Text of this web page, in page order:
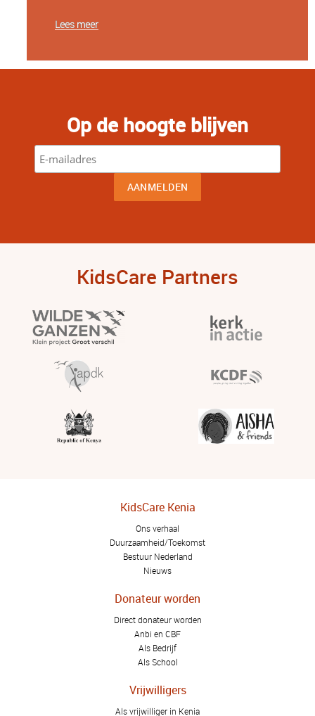
Lees meer
Op de hoogte blijven
KidsCare Partners
KidsCare Kenia
Ons verhaal
Duurzaamheid/Toekomst
Bestuur Nederland
Nieuws
Donateur worden
Direct donateur worden
Anbi en CBF
Als Bedrijf
Als School
Vrijwilligers
Als vrijwilliger in Kenia